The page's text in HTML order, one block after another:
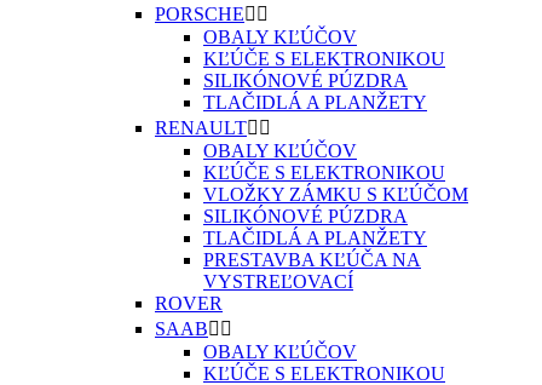
PORSCHE 
OBALY KĽÚČOV
KĽÚČE S ELEKTRONIKOU
SILIKÓNOVÉ PÚZDRA
TLAČIDLÁ A PLANŽETY
RENAULT 
OBALY KĽÚČOV
KĽÚČE S ELEKTRONIKOU
VLOŽKY ZÁMKU S KĽÚČOM
SILIKÓNOVÉ PÚZDRA
TLAČIDLÁ A PLANŽETY
PRESTAVBA KĽÚČA NA
VYSTREĽOVACÍ
ROVER
SAAB 
OBALY KĽÚČOV
KĽÚČE S ELEKTRONIKOU